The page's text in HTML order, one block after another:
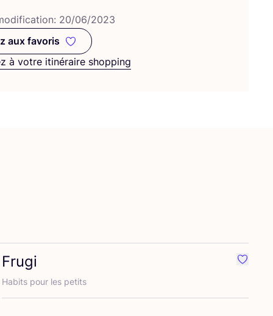
20/06/2023
aux favoris
Ajoutez aux favoris
à votre itinéraire shopping
{nom}
Frugi
Habits pour les petits